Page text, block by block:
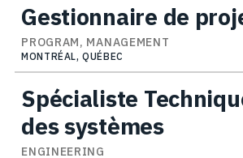
Gestionnaire de
PROGRAM, MANAGEMENT
MONTRÉAL, QUÉBEC
Spécialiste
des systèmes
ENGINEERING